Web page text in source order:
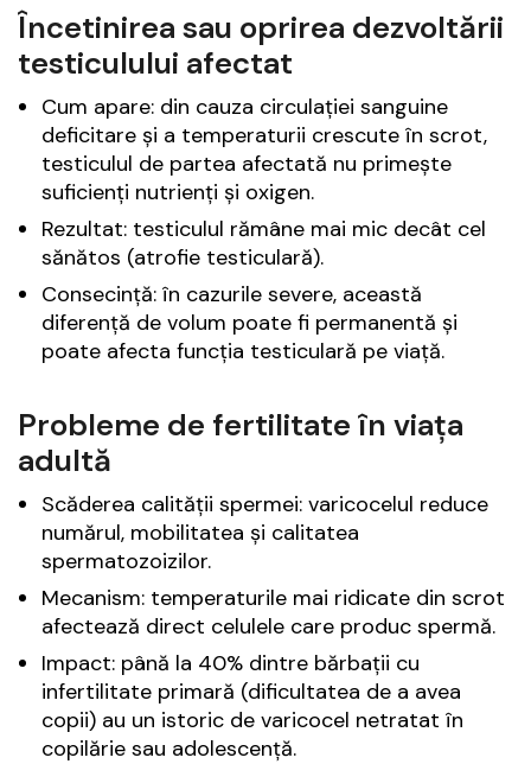
Încetinirea sau oprirea dezvoltării
testiculului afectat
Cum apare: din cauza circulației sanguine
deficitare și a temperaturii crescute în scrot,
testiculul de partea afectată nu primește
suficienți nutrienți și oxigen.
Rezultat: testiculul rămâne mai mic decât cel
sănătos (atrofie testiculară).
Consecință: în cazurile severe, această
diferență de volum poate fi permanentă și
poate afecta funcția testiculară pe viață.
Probleme de fertilitate în viața
adultă
Scăderea calității spermei: varicocelul reduce
numărul, mobilitatea și calitatea
spermatozoizilor.
Mecanism: temperaturile mai ridicate din scrot
afectează direct celulele care produc spermă.
Impact: până la 40% dintre bărbații cu
infertilitate primară (dificultatea de a avea
copii) au un istoric de varicocel netratat în
copilărie sau adolescență.